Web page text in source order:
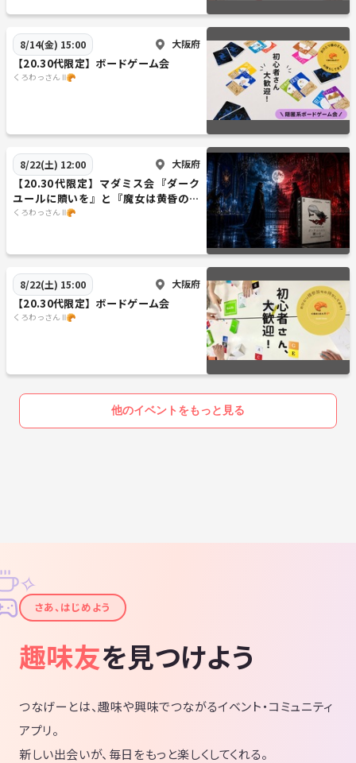
8/14(金) 15:00 大阪府
【20.30代限定】ボードゲーム会
くろわっさん Ⅱ🥐
8/22(土) 12:00 大阪府
【20.30代限定】マダミス会『ダーク
ユールに贖いを』と『魔女は黄昏の鐘
に消える』
くろわっさん Ⅱ🥐
8/22(土) 15:00 大阪府
【20.30代限定】ボードゲーム会
くろわっさん Ⅱ🥐
他のイベントをもっと見る
✦
✧
さあ、はじめよう
趣味友を見つけよう
つなげーとは、趣味や興味でつながるイベント・コミュニティ
アプリ。
新しい出会いが、毎日をもっと楽しくしてくれる。